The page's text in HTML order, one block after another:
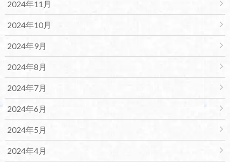
2024年11月
2024年10月
2024年9月
2024年8月
2024年7月
2024年6月
2024年5月
2024年4月